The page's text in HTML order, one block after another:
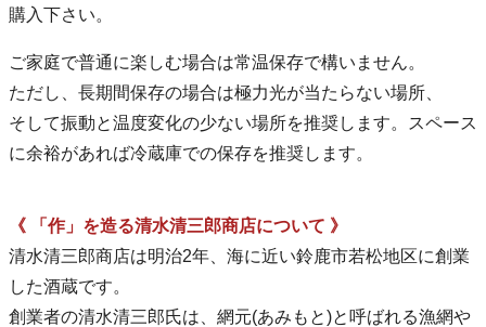
購入下さい。
ご家庭で普通に楽しむ場合は常温保存で構いません。
ただし、長期間保存の場合は極力光が当たらない場所、
そして振動と温度変化の少ない場所を推奨します。スペース
に余裕があれば冷蔵庫での保存を推奨します。
《 「作」を造る清水清三郎商店について 》
清水清三郎商店は明治2年、海に近い鈴鹿市若松地区に創業
した酒蔵です。
創業者の清水清三郎氏は、網元(あみもと)と呼ばれる漁網や